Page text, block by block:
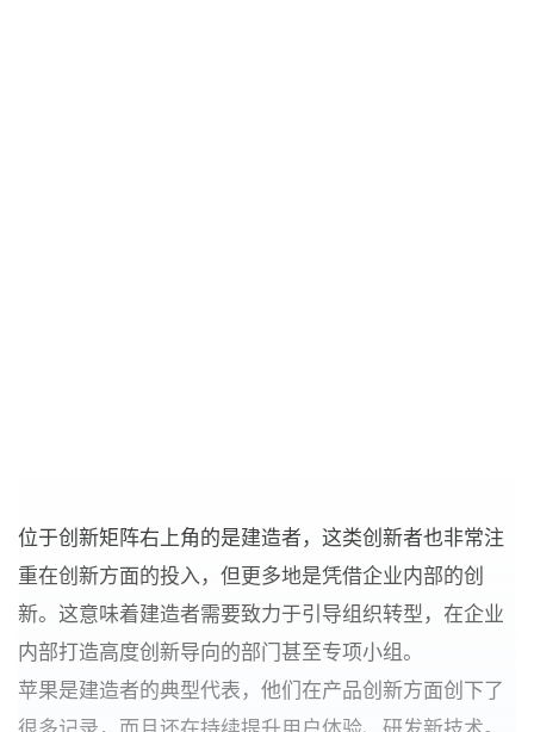
位于创新矩阵右上角的是建造者，这类创新者也非常注
重在创新方面的投入，但更多地是凭借企业内部的创
新。这意味着建造者需要致力于引导组织转型，在企业
内部打造高度创新导向的部门甚至专项小组。
苹果是建造者的典型代表，他们在产品创新方面创下了